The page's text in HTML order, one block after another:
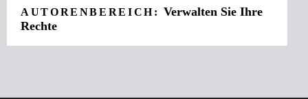
AUTORENBEREICH:Verwalten Sie Ihre
Rechte